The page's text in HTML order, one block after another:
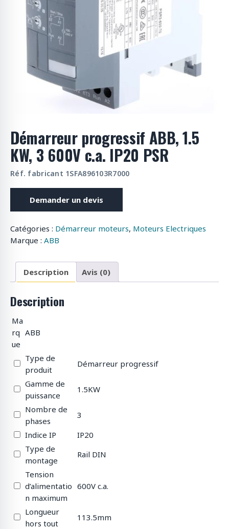
Démarreur progressif ABB, 1.5
KW, 3 600V c.a. IP20 PSR
Réf. fabricant 1SFA896103R7000
Demander un devis
Catégories : Démarreur moteurs, Moteurs Electriques
Marque : ABB
Description Avis (0)
Description
Ma
rq
ue
ABB
Type de
produit
Démarreur progressif
Gamme de
puissance
1.5KW
Nombre de
phases
3
Indice IP
IP20
Type de
montage
Rail DIN
Tension
d’alimentatio
n maximum
600V c.a.
Longueur
hors tout
113.5mm